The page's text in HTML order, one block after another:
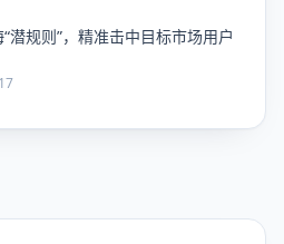
潜规则”，精准击中目标市场用户